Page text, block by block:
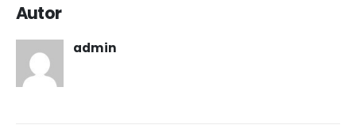
Autor
admin